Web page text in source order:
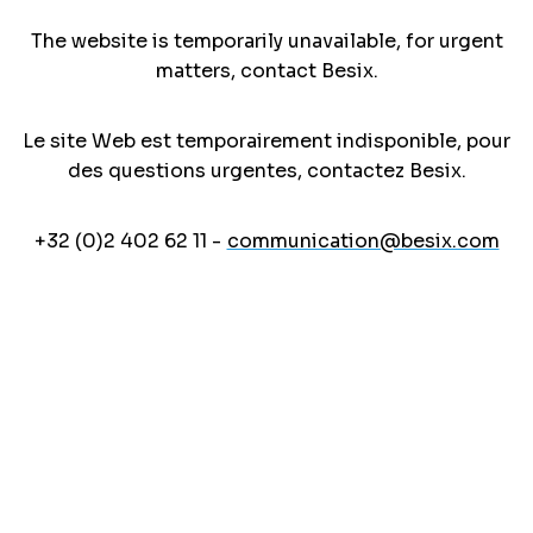
The website is temporarily unavailable, for urgent
matters, contact Besix.
Le site Web est temporairement indisponible, pour
des questions urgentes, contactez Besix.
+32 (0)2 402 62 11 - communication@besix.com